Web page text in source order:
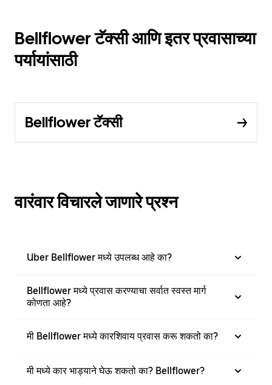
Bellflower टॅक्सी आणि इतर प्रवासाच्या
पर्यायांसाठी
Bellflower टॅक्सी
वारंवार विचारले जाणारे प्रश्न
Uber Bellflower मध्ये उपलब्ध आहे का?
Bellflower मध्ये प्रवास करण्याचा सर्वात स्वस्त मार्ग
कोणता आहे?
मी Bellflower मध्ये कारशिवाय प्रवास करू शकतो का?
मी मध्ये कार भाड्याने घेऊ शकतो का? Bellflower?